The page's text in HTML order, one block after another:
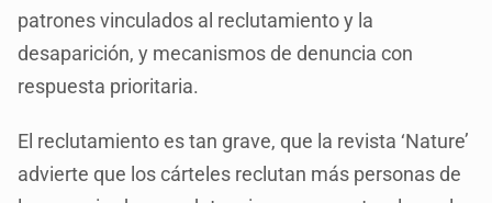
patrones vinculados al reclutamiento y la
desaparición, y mecanismos de denuncia con
respuesta prioritaria.
El reclutamiento es tan grave, que la revista ‘Nature’
advierte que los cárteles reclutan más personas de